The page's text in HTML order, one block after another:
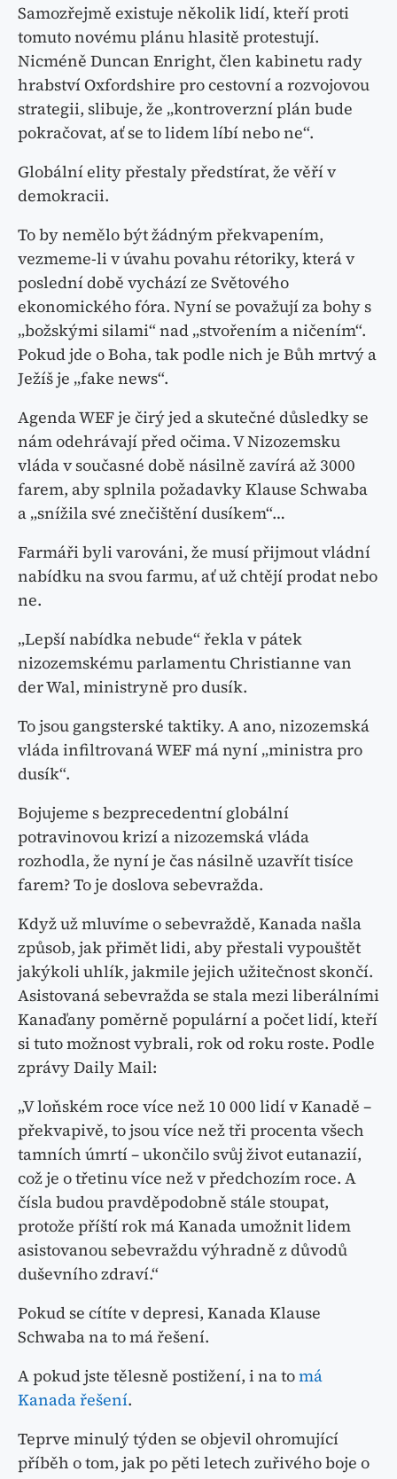
Samozřejmě existuje několik lidí, kteří proti
tomuto novému plánu hlasitě protestují.
Nicméně Duncan Enright, člen kabinetu rady
hrabství Oxfordshire pro cestovní a rozvojovou
strategii, slibuje, že „kontroverzní plán bude
pokračovat, ať se to lidem líbí nebo ne“.
Globální elity přestaly předstírat, že věří v
demokracii.
To by nemělo být žádným překvapením,
vezmeme-li v úvahu povahu rétoriky, která v
poslední době vychází ze Světového
ekonomického fóra. Nyní se považují za bohy s
„božskými silami“ nad „stvořením a ničením“.
Pokud jde o Boha, tak podle nich je Bůh mrtvý a
Ježíš je „fake news“.
Agenda WEF je čirý jed a skutečné důsledky se
nám odehrávají před očima. V Nizozemsku
vláda v současné době násilně zavírá až 3000
farem, aby splnila požadavky Klause Schwaba
a „snížila své znečištění dusíkem“…
Farmáři byli varováni, že musí přijmout vládní
nabídku na svou farmu, ať už chtějí prodat nebo
ne.
„Lepší nabídka nebude“ řekla v pátek
nizozemskému parlamentu Christianne van
der Wal, ministryně pro dusík.
To jsou gangsterské taktiky. A ano, nizozemská
vláda infiltrovaná WEF má nyní „ministra pro
dusík“.
Bojujeme s bezprecedentní globální
potravinovou krizí a nizozemská vláda
rozhodla, že nyní je čas násilně uzavřít tisíce
farem? To je doslova sebevražda.
Když už mluvíme o sebevraždě, Kanada našla
způsob, jak přimět lidi, aby přestali vypouštět
jakýkoli uhlík, jakmile jejich užitečnost skončí.
Asistovaná sebevražda se stala mezi liberálními
Kanaďany poměrně populární a počet lidí, kteří
si tuto možnost vybrali, rok od roku roste. Podle
zprávy Daily Mail:
„V loňském roce více než 10 000 lidí v Kanadě –
překvapivě, to jsou více než tři procenta všech
tamních úmrtí – ukončilo svůj život eutanazií,
což je o třetinu více než v předchozím roce. A
čísla budou pravděpodobně stále stoupat,
protože příští rok má Kanada umožnit lidem
asistovanou sebevraždu výhradně z důvodů
duševního zdraví.“
Pokud se cítíte v depresi, Kanada Klause
Schwaba na to má řešení.
A pokud jste tělesně postižení, i na tomá
Kanada řešení.
Teprve minulý týden se objevil ohromující
příběh o tom, jak po pěti letech zuřivého boje o